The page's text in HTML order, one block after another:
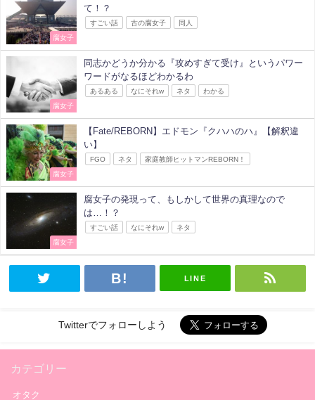
腐女子
て！？
すごい話 古の腐女子 同人
腐女子
同志かどうか分かる『攻めすぎて受け』というパワー
ワードがなるほどわかるわ
あるある なにそれw ネタ わかる
腐女子
【Fate/REBORN】エドモン『クハハのハ』【解釈違
い】
FGO ネタ 家庭教師ヒットマンREBORN！
腐女子
腐女子の発現って、もしかして世界の真理なので
は…！？
すごい話 なにそれw ネタ
LINE
Twitterでフォローしよう
カテゴリー
オタク